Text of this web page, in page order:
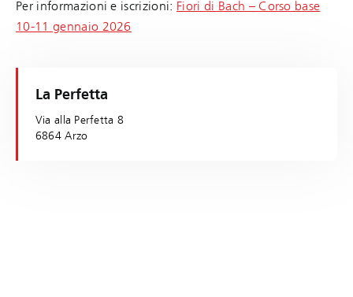
Per informazioni e iscrizioni: Fiori di Bach – Corso base
10-11 gennaio 2026
La Perfetta
Via alla Perfetta 8
6864 Arzo